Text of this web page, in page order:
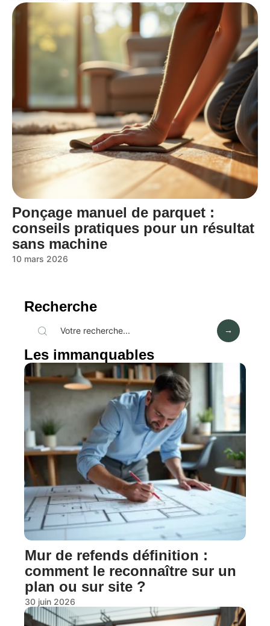
Ponçage manuel de parquet :
conseils pratiques pour un résultat
sans machine
10 mars 2026
Recherche
Les immanquables
Mur de refends définition :
comment le reconnaître sur un
plan ou sur site ?
30 juin 2026